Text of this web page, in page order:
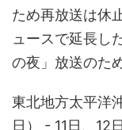
ため再放送は休
ュースで延長し
の夜」放送のた
東北地方太平洋
日） - 11日、12